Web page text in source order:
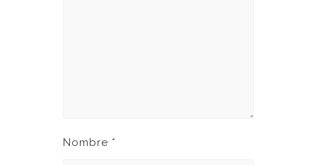
Nombre *